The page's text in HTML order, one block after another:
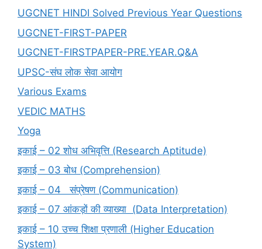
UGCNET HINDI Solved Previous Year Questions
UGCNET-FIRST-PAPER
UGCNET-FIRSTPAPER-PRE.YEAR.Q&A
UPSC-संघ लोक सेवा आयोग
Various Exams
VEDIC MATHS
Yoga
इकाई – 02 शोध अभिवृत्ति (Research Aptitude)
इकाई – 03 बोध (Comprehension)
इकाई – 04 संप्रेषण (Communication)
इकाई – 07 आंकड़ों की व्याख्या (Data Interpretation)
इकाई – 10 उच्च शिक्षा प्रणाली (Higher Education
System)